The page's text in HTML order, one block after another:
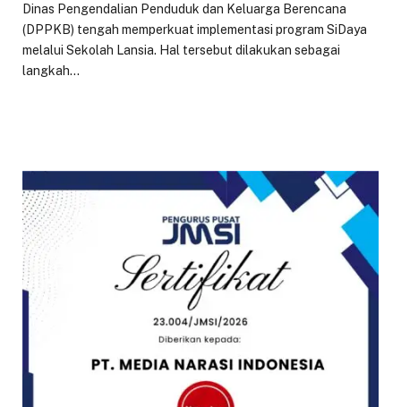
Dinas Pengendalian Penduduk dan Keluarga Berencana
(DPPKB) tengah memperkuat implementasi program SiDaya
melalui Sekolah Lansia. Hal tersebut dilakukan sebagai
langkah…